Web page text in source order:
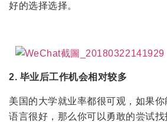
好的选择选择。
2. 毕业后工作机会相对较多
美国的大学就业率都很可观，如果
语言很好，那么你可以勇敢的尝试